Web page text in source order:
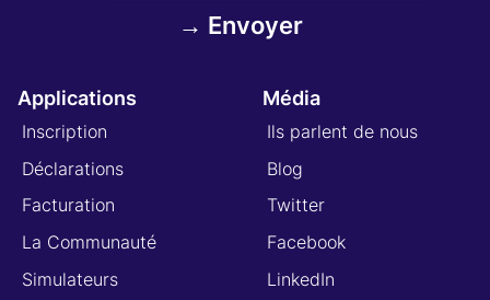
Applications
Inscription
Déclarations
Facturation
La Communauté
Simulateurs
Média
Ils parlent de nous
Blog
Twitter
Facebook
LinkedIn